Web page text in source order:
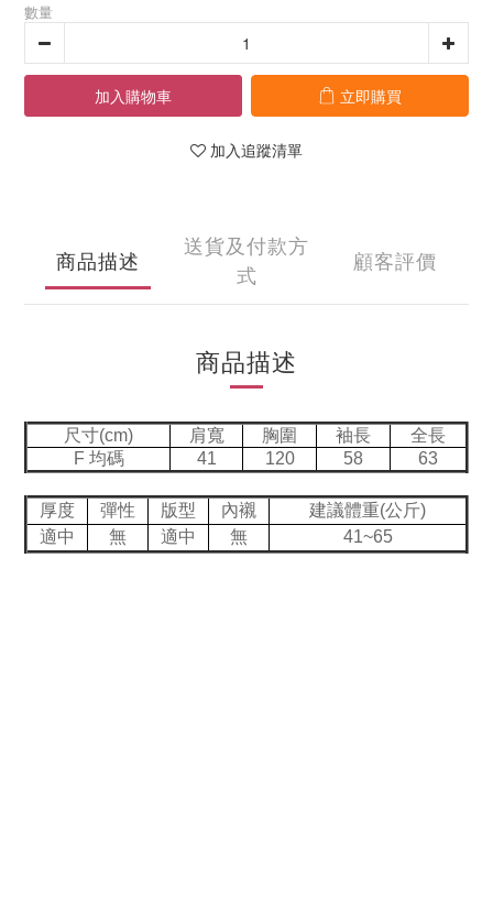
數量
加入購物車 立即購買
加入追蹤清單
商品描述
送貨及付款方
式
顧客評價
商品描述
尺寸(cm) 肩寬 胸圍 袖長
全長
F 均碼
41 120 58 63
厚度 彈性 版型 內襯
建議體重(公斤)
適中
無 適中 無 41~65